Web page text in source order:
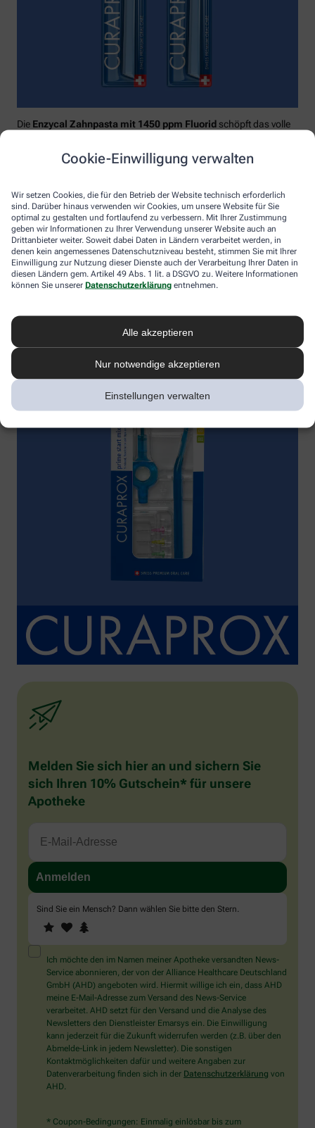
Cookie-Einwilligung verwalten
Wir setzen Cookies, die für den Betrieb der Website technisch erforderlich
sind. Darüber hinaus verwenden wir Cookies, um unsere Website für Sie
optimal zu gestalten und fortlaufend zu verbessern. Mit Ihrer Zustimmung
geben wir Informationen zu Ihrer Verwendung unserer Website auch an
Drittanbieter weiter. Soweit dabei Daten in Ländern verarbeitet werden, in
denen kein angemessenes Datenschutzniveau besteht, stimmen Sie mit Ihrer
Einwilligung zur Nutzung dieser Dienste auch der Verarbeitung Ihrer Daten in
diesen Ländern gem. Artikel 49 Abs. 1 lit. a DSGVO zu. Weitere Informationen
können Sie unserer Datenschutzerklärung entnehmen.
Alle akzeptieren
Nur notwendige akzeptieren
Einstellungen verwalten
Die Enzycal Zahnpasta mit 1450 ppm Fluorid schöpft das volle
Enzymen deine körpereigenen Abwehrkräfte.
Interdentalbürsten „prime“
reinigen den gesamten kritischen
Zahnzwischenraum effektiv und verletzungsfrei: vom
Zahnfleischrand über die konkaven Nischen bis direkt unter die
Kontaktstelle. Selbst kleinste Interdentalräume werden ohne
Verletzungsgefahr behandelt – dank Cural®, dem hauchdünnen
und extrastarken Chirurgendraht, mit dem eine einzige
Reinigungsbewegung ausreicht: einmal rein und raus. Fertig.
Das House of Mouth bündelt dieses Wissen – und macht
Melden Sie sich hier an und sichern Sie
sich Ihren 10% Gutschein* für unsere
Apotheke
Sind Sie ein Mensch? Dann wählen Sie bitte den Stern
Sind
Sie
ein
Mensch?
Dann
wählen
Sie
bitte
den
Stern.
1 2
Ich möchte den im Namen meiner Apotheke versandten News-
Service abonnieren, der von der Alliance Healthcare Deutschland
GmbH (AHD) angeboten wird. Hiermit willige ich ein, dass AHD
meine E-Mail-Adresse zum Versand des News-Service
verarbeitet. AHD setzt für den Versand und die Analyse des
Newsletters den Dienstleister Emarsys ein. Die Einwilligung
kann jederzeit für die Zukunft widerrufen werden (z.B. über den
Abmelde-Link in jedem Newsletter). Die sonstigen
Kontaktmöglichkeiten dafür und weitere Angaben zur
Datenverarbeitung finden sich in der Datenschutzerklärung von
AHD.
* Coupon-Bedingungen: Einmalig einlösbar bis zum